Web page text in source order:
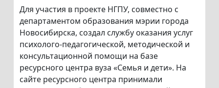
Для участия в проекте НГПУ, совместно с
департаментом образования мэрии города
Новосибирска, создал службу оказания услуг
психолого-педагогической, методической и
консультационной помощи на базе
ресурсного центра вуза «Семья и дети». На
сайте ресурсного центра принимали